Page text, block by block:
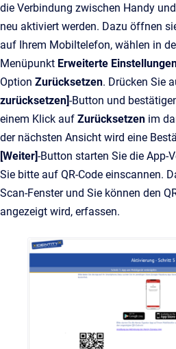
die Verbindung zwischen Handy
neu aktiviert werden. Dazu öffnen
auf Ihrem Mobiltelefon, wählen in
Menüpunkt Erweiterte
Option Zurücksetzen. Drücken Sie
zurücksetzen]-Button und
einem Klick auf Zurücksetzen im
der nächsten Ansicht wird eine
[Weiter]-Button starten Sie die App-
Sie bitte auf QR-Code einscannen.
Scan-Fenster und Sie können den
angezeigt wird, erfassen.